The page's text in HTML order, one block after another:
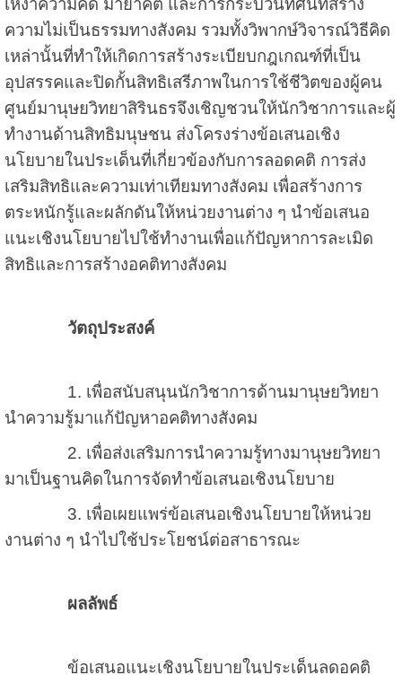
ความไม่เป็นธรรมทางสังคม รวมทั้งวิพากษ์วิจารณ์วิธีคิด
เหล่านั้นที่ทำให้เกิดการสร้างระเบียบกฎเกณฑ์ที่เป็น
อุปสรรคและปิดกั้นสิทธิเสรีภาพในการใช้ชีวิตของผู้คน
ศูนย์มานุษยวิทยาสิรินธรจึงเชิญชวนให้นักวิชาการและผู้
ทำงานด้านสิทธิมนุษชน ส่งโครงร่างข้อเสนอเชิง
นโยบายในประเด็นที่เกี่ยวข้องกับการลอดคติ การส่ง
เสริมสิทธิและความเท่าเทียมทางสังคม เพื่อสร้างการ
ตระหนักรู้และผลักดันให้หน่วยงานต่าง ๆ นำข้อเสนอ
แนะเชิงนโยบายไปใช้ทำงานเพื่อแก้ปัญหาการละเมิด
สิทธิและการสร้างอคติทางสังคม
วัตถุประสงค์
1. เพื่อสนับสนุนนักวิชาการด้านมานุษยวิทยา
นำความรู้มาแก้ปัญหาอคติทางสังคม
2. เพื่อส่งเสริมการนำความรู้ทางมานุษยวิทยา
มาเป็นฐานคิดในการจัดทำข้อเสนอเชิงนโยบาย
3. เพื่อเผยแพร่ข้อเสนอเชิงนโยบายให้หน่วย
งานต่าง ๆ นำไปใช้ประโยชน์ต่อสาธารณะ
ผลลัพธ์
ข้อเสนอแนะเชิงนโยบายในประเด็นลดอคติ